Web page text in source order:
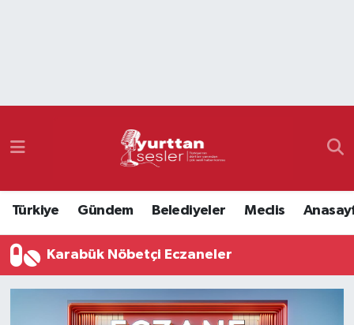
Türkiye Gündem Belediyeler Meclis
Karabük Nöbetçi Eczaneler
Namaz Vakitleri
Süper Lig Puan Durumu ve Fikstür
Tüm Manşetler
Son Dakika Haberleri